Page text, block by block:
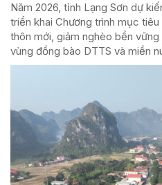
Năm 2026, tỉnh Lạng Sơn dự
triển khai Chương trình mục
thôn mới, giảm nghèo bền
vùng đồng bào DTTS và miền